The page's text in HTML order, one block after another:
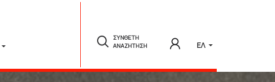
ΣΥΝΘΕΤΗ
ΑΝΑΖΗΤΗΣΗ
ΕΛ